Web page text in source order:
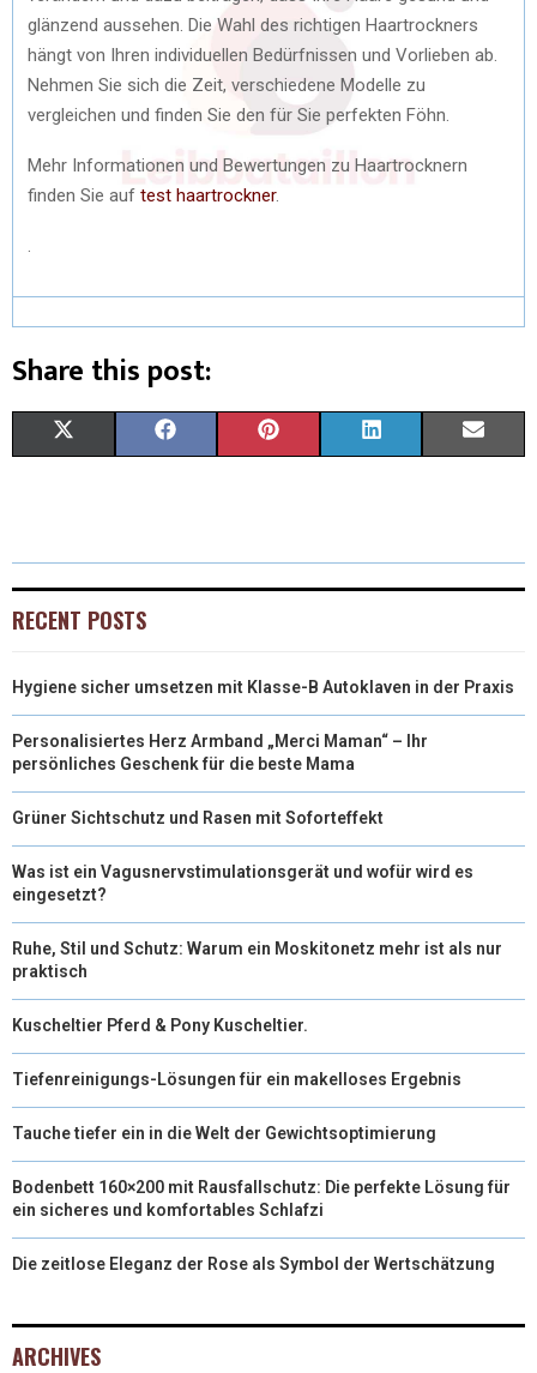
glänzend aussehen. Die Wahl des richtigen Haartrockners
hängt von Ihren individuellen Bedürfnissen und Vorlieben ab.
Nehmen Sie sich die Zeit, verschiedene Modelle zu
vergleichen und finden Sie den für Sie perfekten Föhn.
Mehr Informationen und Bewertungen zu Haartrocknern
finden Sie auf test haartrockner.
Share this post:
W
T
E
)
E
O
K
T
E
S
K
I
N
I
RECENT POSTS
Hygiene sicher umsetzen mit Klasse-B Autoklaven in der Praxis
Personalisiertes Herz Armband „Merci Maman“ – Ihr
persönliches Geschenk für die beste Mama
Grüner Sichtschutz und Rasen mit Soforteffekt
Was ist ein Vagusnervstimulationsgerät und wofür wird es
eingesetzt?
Ruhe, Stil und Schutz: Warum ein Moskitonetz mehr ist als nur
praktisch
Kuscheltier Pferd & Pony Kuscheltier.
Tiefenreinigungs-Lösungen für ein makelloses Ergebnis
Tauche tiefer ein in die Welt der Gewichtsoptimierung
Bodenbett 160×200 mit Rausfallschutz: Die perfekte Lösung für
ein sicheres und komfortables Schlafzi
Die zeitlose Eleganz der Rose als Symbol der Wertschätzung
ARCHIVES